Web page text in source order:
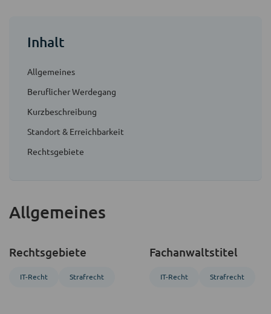
Inhalt
Allgemeines
Beruflicher Werdegang
Kurzbeschreibung
Standort & Erreichbarkeit
Rechtsgebiete
Allgemeines
Rechtsgebiete
IT-Recht Strafrecht
Fachanwaltstitel
IT-Recht Strafrecht